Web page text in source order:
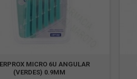
MICRO 6U ANGULAR
(VERDES) 0.9MM